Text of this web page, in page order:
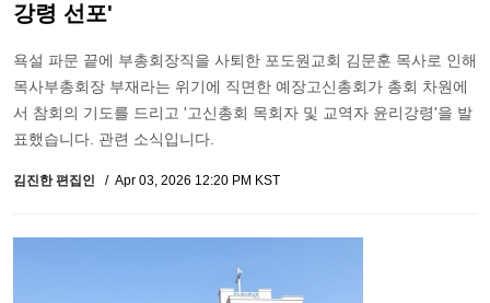
강령 선포'
욕설 파문 끝에 부총회장직을 사퇴한 포도원교회 김문훈 목사로 인해
목사부총회장 부재라는 위기에 직면한 예장고신총회가 총회 차원에
서 참회의 기도를 드리고 '고신총회 목회자 및 교역자 윤리강령'을 발
표했습니다. 관련 소식입니다.
김진한 편집인 Apr 03, 2026 12:20 PM KST